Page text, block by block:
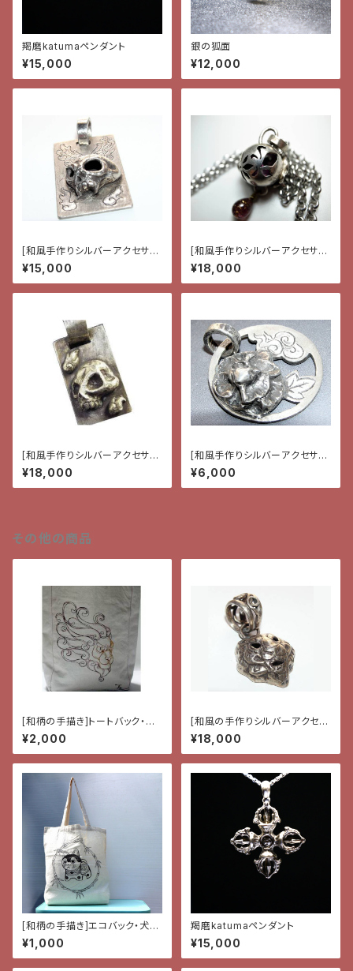
羯磨katumaペンダント
¥15,000
銀の狐面
¥12,000
[和風手作りシルバーアクセサリ
ー]ペンダント・髑髏と鬼火
¥15,000
[和風手作りシルバーアクセサリ
ー]ペンダント・花と蝶と雫
¥18,000
[和風手作りシルバーアクセサリ
ー]ペンダント・髑髏と月
¥18,000
[和風手作りシルバーアクセサリ
ー}ペンダント・雲と牡丹
¥6,000
その他の商品
[和柄の手描き]トートバック・獅
子
¥2,000
[和風の手作りシルバーアクセサ
リー]ペンダント・獅子
¥18,000
[和柄の手描き]エコバック・犬張
子
¥1,000
羯磨katumaペンダント
¥15,000